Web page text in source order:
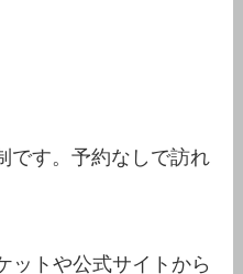
です。予約なしで訪れ
ットや公式サイトから